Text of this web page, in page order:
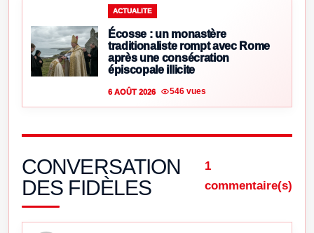
ACTUALITE
Écosse : un monastère
traditionaliste rompt avec Rome
après une consécration
épiscopale illicite
6 AOÛT 2026 546 vues
CONVERSATION
DES FIDÈLES
1
commentaire(s)